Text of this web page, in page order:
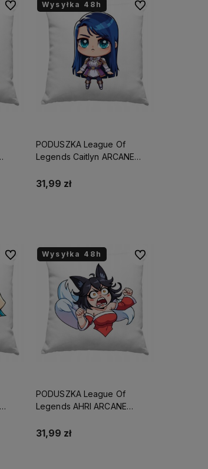
Do ulubionychWysyłka 48h
PODUSZKA League Of
Legends Caitlyn ARCANE
ŚWIĘTA+IMIĘ/NICK
31,99 zł
Do ulubionych
Do ulubionychWysyłka 48h
PODUSZKA League Of
Legends AHRI ARCANE
ŚWIĘTA+IMIĘ/NICK
31,99 zł
Do ulubionych